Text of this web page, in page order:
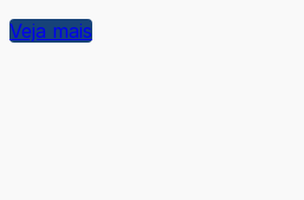
Veja mais